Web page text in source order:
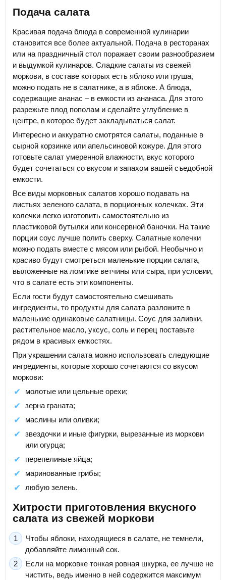
Подача салата
Красивая подача блюда в современной кулинарии
становится все более актуальной. Подача в ресторанах
или на праздничный стол поражает своим разнообразием
и выдумкой кулинаров. Сладкие салаты из свежей
моркови, в составе которых есть яблоко или груша,
можно подать не в салатнике, а в яблоке. А блюда,
содержащие ананас – в емкости из ананаса. Для этого
разрежьте плод пополам и сделайте углубление в
центре, в которое будет закладываться салат.
Интересно и аккуратно смотрятся салаты, поданные в
сырной корзинке или апельсиновой кожуре. Для этого
готовьте салат умеренной влажности, вкус которого
будет сочетаться со вкусом и запахом вашей съедобной
емкости.
Все виды морковных салатов хорошо подавать на
листьях зеленого салата, в порционных колечках. Эти
колечки легко изготовить самостоятельно из
пластиковой бутылки или консервной баночки. На такие
порции соус лучше полить сверху. Салатные колечки
можно подать вместе с мясом или рыбой. Необычно и
красиво будут смотреться маленькие порции салата,
выложенные на ломтике ветчины или сыра, при условии,
что в салате есть эти компоненты.
Если гости будут самостоятельно смешивать
ингредиенты, то продукты для салата разложите в
маленькие одинаковые салатницы. Соус для заливки,
растительное масло, уксус, соль и перец поставьте
рядом в красивых емкостях.
При украшении салата можно использовать следующие
ингредиенты, которые хорошо сочетаются со вкусом
моркови:
молотые или цельные орехи;
зерна граната;
маслины или оливки;
звездочки и иные фигурки, вырезанные из моркови
или огурца;
перепелиные яйца;
маринованные грибы;
любую зелень.
Хитрости приготовления вкусного
салата из свежей моркови
Чтобы яблоки, находящиеся в салате, не темнели,
добавляйте лимонный сок.
Если на морковке тонкая ровная шкурка, ее лучше не
чистить, ведь именно в ней содержится максимум